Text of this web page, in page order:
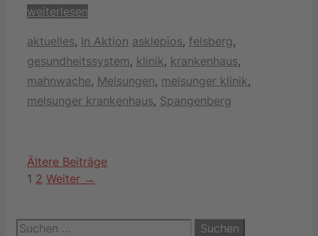
weiterlesen
Kategorien
aktuelles, In Aktion Schlagwörter
asklepios, felsberg,
gesundheitssystem, klinik, krankenhaus,
mahnwache, Melsungen, melsunger klinik,
melsunger krankenhaus, Spangenberg
Ältere Beiträge
Seite
1 Seite
2 Weiter →
Suchen